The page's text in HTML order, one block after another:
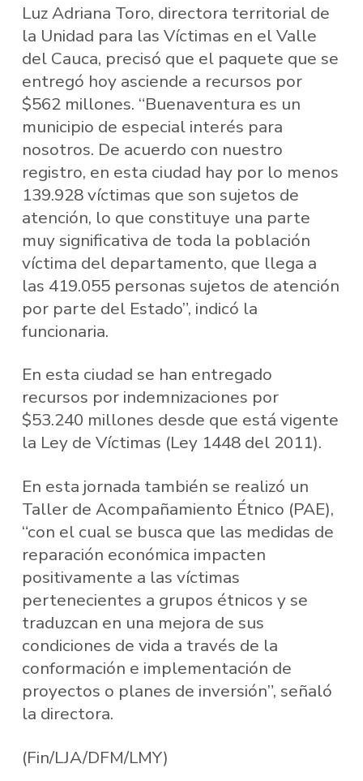
Luz Adriana Toro, directora territorial de
la Unidad para las Víctimas en el Valle
del Cauca, precisó que el paquete que se
entregó hoy asciende a recursos por
$562 millones. “Buenaventura es un
municipio de especial interés para
nosotros. De acuerdo con nuestro
registro, en esta ciudad hay por lo menos
139.928 víctimas que son sujetos de
atención, lo que constituye una parte
muy significativa de toda la población
víctima del departamento, que llega a
las 419.055 personas sujetos de atención
por parte del Estado”, indicó la
funcionaria.
En esta ciudad se han entregado
recursos por indemnizaciones por
$53.240 millones desde que está vigente
la Ley de Víctimas (Ley 1448 del 2011).
En esta jornada también se realizó un
Taller de Acompañamiento Étnico (PAE),
“con el cual se busca que las medidas de
reparación económica impacten
positivamente a las víctimas
pertenecientes a grupos étnicos y se
traduzcan en una mejora de sus
condiciones de vida a través de la
conformación e implementación de
proyectos o planes de inversión”, señaló
la directora.
(Fin/LJA/DFM/LMY)